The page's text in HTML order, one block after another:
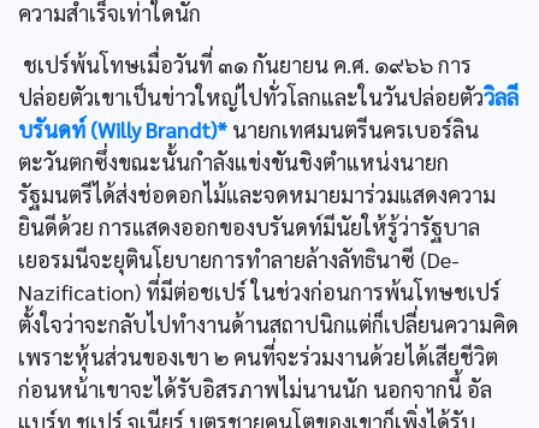
ความสำเร็จเท่าใดนัก
ชเปร์พ้นโทษเมื่อวันที่ ๓๑ กันยายน ค.ศ. ๑๙๖๖ การ
ปล่อยตัวเขาเป็นข่าวใหญ่ไปทั่วโลกและในวันปล่อยตัววิลลี
บรันดท์ (Willy Brandt)* นายกเทศมนตรีนครเบอร์ลิน
ตะวันตกซึ่งขณะนั้นกำลังแข่งขันชิงตำแหน่งนายก
รัฐมนตรีได้ส่งช่อดอกไม้และจดหมายมาร่วมแสดงความ
ยินดีด้วย การแสดงออกของบรันดท์มีนัยให้รู้ว่ารัฐบาล
เยอรมนีจะยุตินโยบายการทำลายล้างลัทธินาซี (De-
Nazification) ที่มีต่อชเปร์ ในช่วงก่อนการพ้นโทษชเปร์
ตั้งใจว่าจะกลับไปทำงานด้านสถาปนิกแต่ก็เปลี่ยนความคิด
เพราะหุ้นส่วนของเขา ๒ คนที่จะร่วมงานด้วยได้เสียชีวิต
ก่อนหน้าเขาจะได้รับอิสรภาพไม่นานนัก นอกจากนี้ อัล
แบร์ท ชเปร์ จูเนียร์ บุตรชายคนโตของเขาก็เพิ่งได้รับ